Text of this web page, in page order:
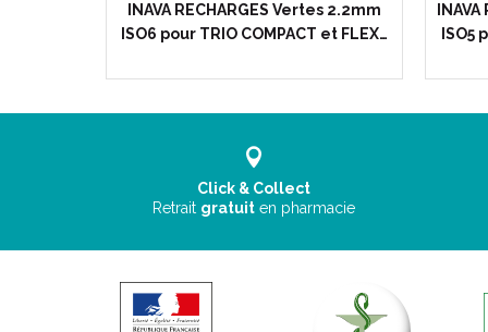
INAVA RECHARGES Vertes 2.2mm
ISO6 pour TRIO COMPACT et FLEX…
ISO5
Click & Collect
Retrait gratuit en pharmacie